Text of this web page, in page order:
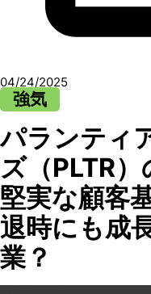
04/24/2025
強気
パランティ
ズ（PLTR）
堅実な顧客
退時にも成
業？